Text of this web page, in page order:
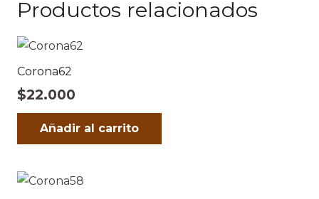
Productos relacionados
Corona62
$22.000
Añadir al carrito